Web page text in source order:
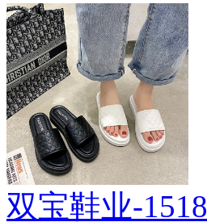
双宝鞋业-1518